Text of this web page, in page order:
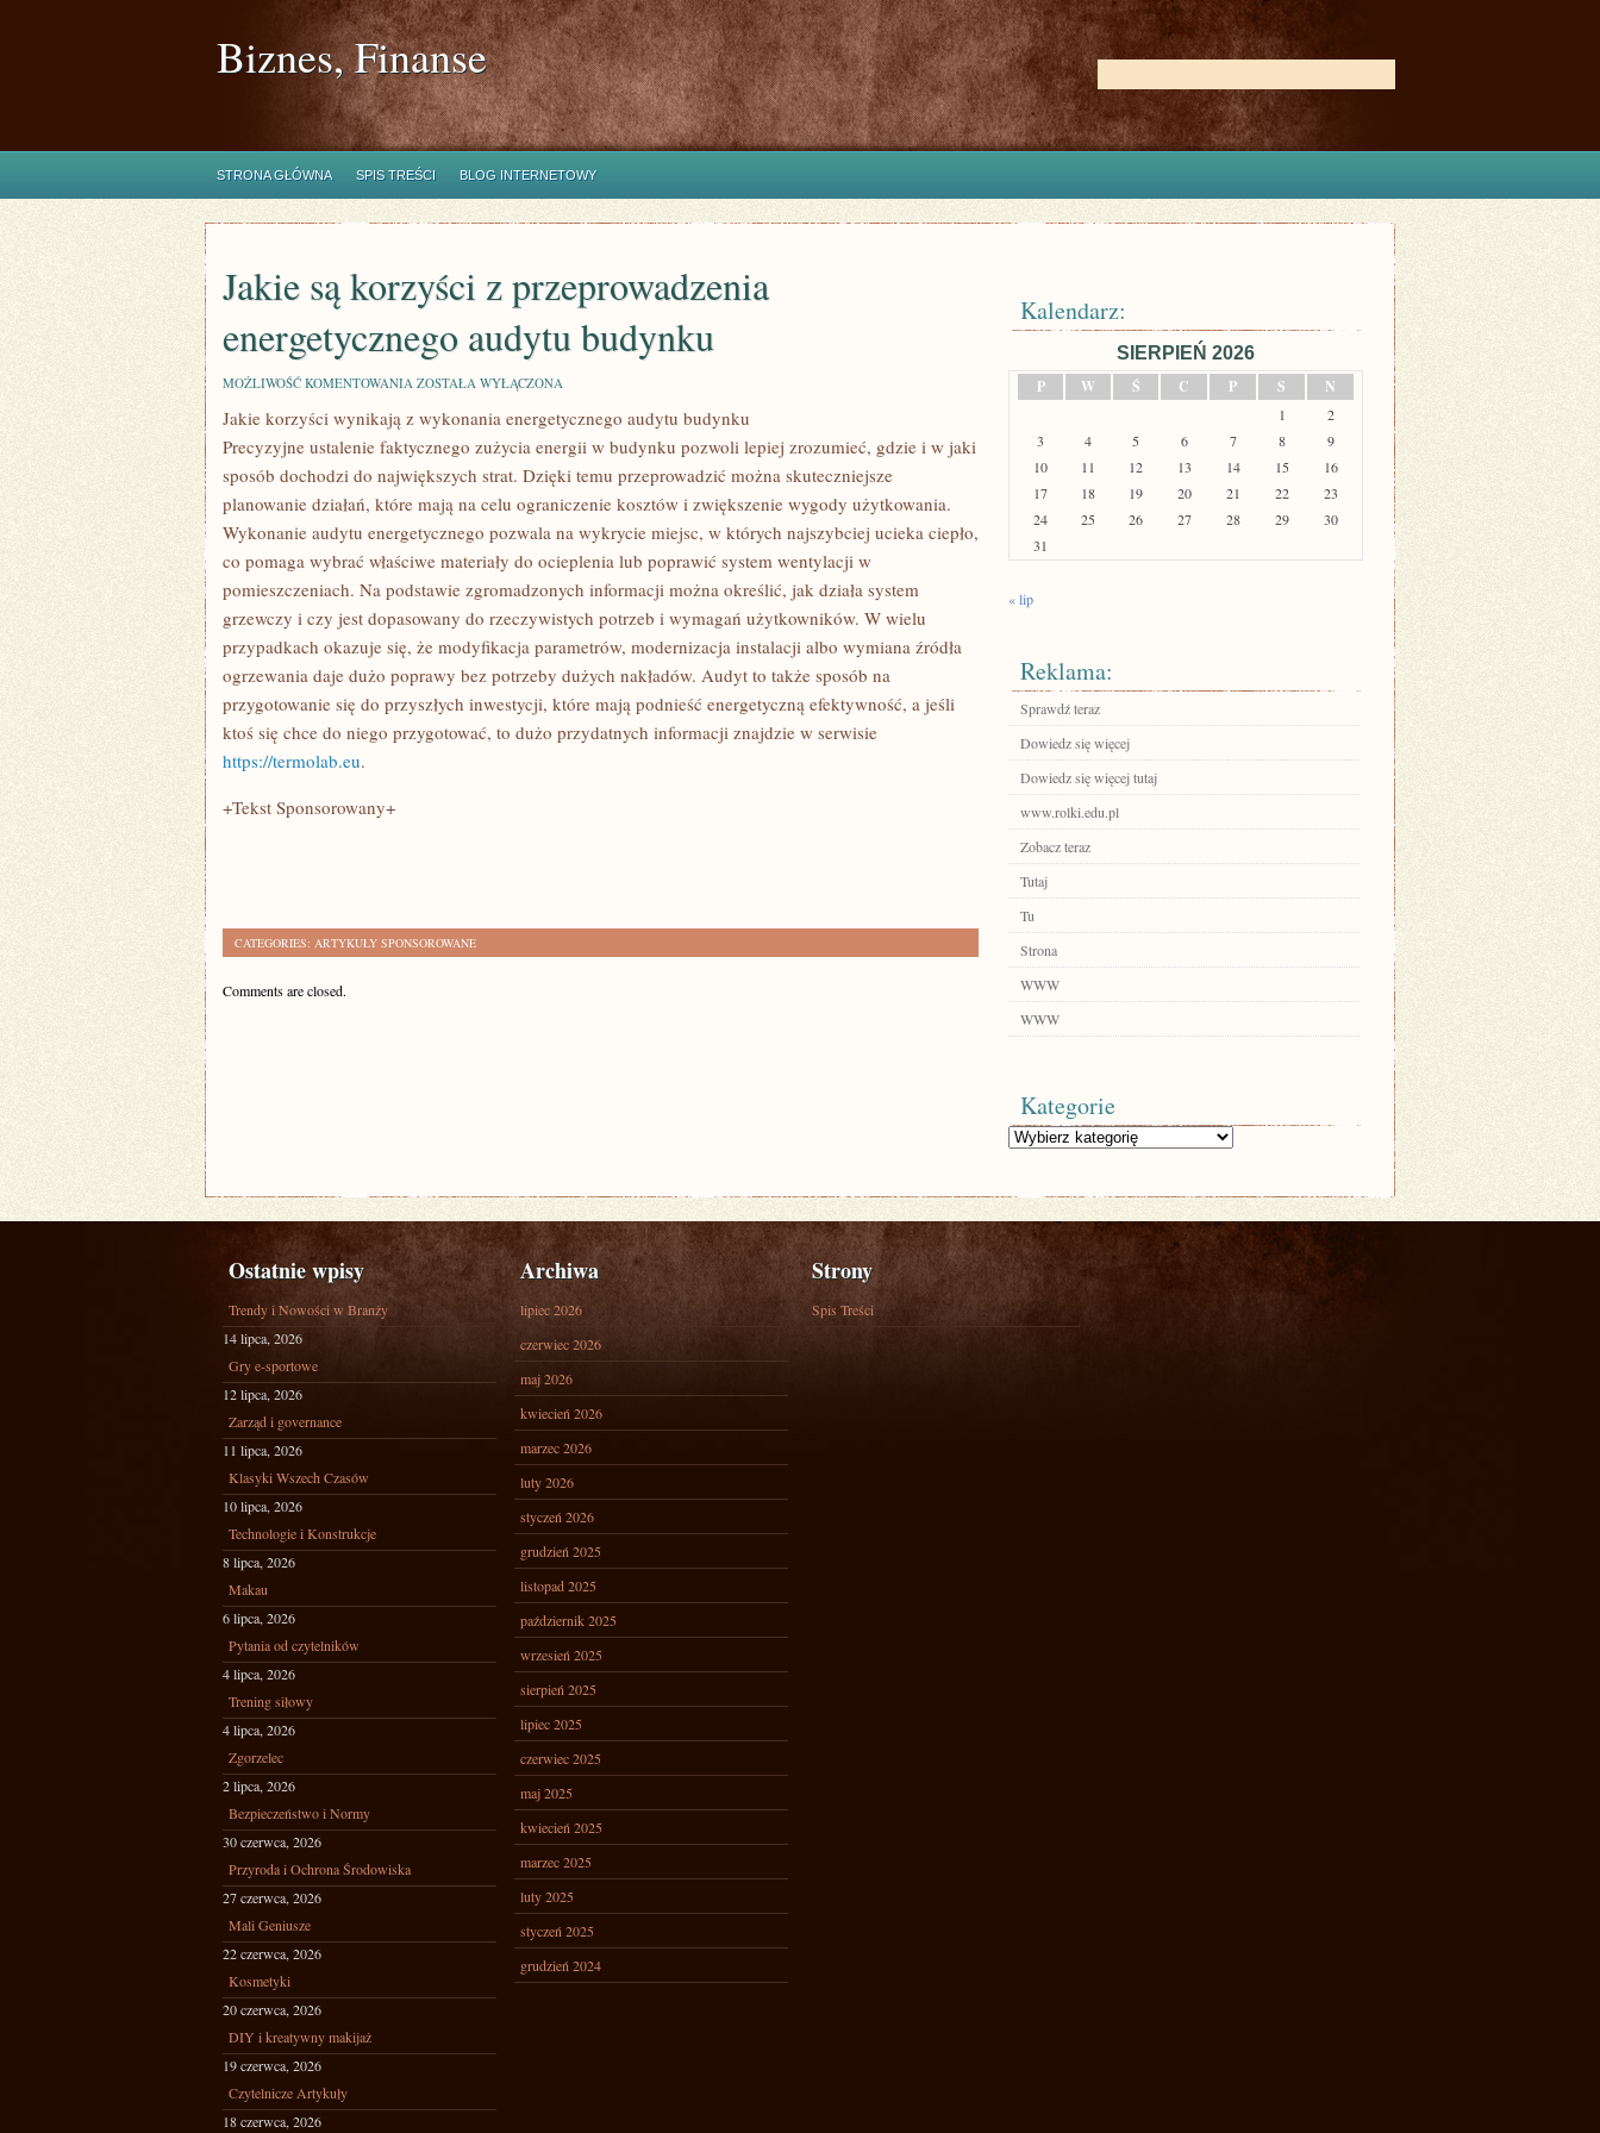
Biznes, Finanse
STRONA GŁÓWNA SPIS TREŚCI BLOG INTERNETOWY
Jakie są korzyści z przeprowadzenia
energetycznego audytu budynku
MOŻLIWOŚĆ KOMENTOWANIA JAKIE
KORZYŚCI
PRZEPROWADZENIA
ENERGETYCZNEGO
AUDYTU
BUDYNKU
ZOSTAŁA WYŁĄCZONA
Jakie korzyści wynikają z wykonania energetycznego audytu budynku
Precyzyjne ustalenie faktycznego zużycia energii w budynku pozwoli lepiej zrozumieć, gdzie i w jaki
sposób dochodzi do największych strat. Dzięki temu przeprowadzić można skuteczniejsze
planowanie działań, które mają na celu ograniczenie kosztów i zwiększenie wygody użytkowania.
Wykonanie audytu energetycznego pozwala na wykrycie miejsc, w których najszybciej ucieka ciepło,
co pomaga wybrać właściwe materiały do ocieplenia lub poprawić system wentylacji w
pomieszczeniach. Na podstawie zgromadzonych informacji można określić, jak działa system
grzewczy i czy jest dopasowany do rzeczywistych potrzeb i wymagań użytkowników. W wielu
przypadkach okazuje się, że modyfikacja parametrów, modernizacja instalacji albo wymiana źródła
ogrzewania daje dużo poprawy bez potrzeby dużych nakładów. Audyt to także sposób na
przygotowanie się do przyszłych inwestycji, które mają podnieść energetyczną efektywność, a jeśli
ktoś się chce do niego przygotować, to dużo przydatnych informacji znajdzie w serwisie
https://termolab.eu.
+Tekst Sponsorowany+
CATEGORIES: ARTYKUŁY SPONSOROWANE
Comments are closed.
Kalendarz:
SIERPIEŃ 2026
P
W Ś C P S N
1
2
3
4 5 6 7 8
9
10
11 12 13 14 15
16
17
18 19 20 21 22
23
24
25 26 27 28 29
30
31
« lip
Reklama:
Sprawdź teraz
Dowiedz się więcej
Dowiedz się więcej tutaj
www.rolki.edu.pl
Zobacz teraz
Tutaj
Tu
Strona
WWW
WWW
Kategorie
Kategorie
Ostatnie wpisy
Trendy i Nowości w Branży
14 lipca, 2026
Gry e-sportowe
12 lipca, 2026
Zarząd i governance
11 lipca, 2026
Klasyki Wszech Czasów
10 lipca, 2026
Technologie i Konstrukcje
8 lipca, 2026
Makau
6 lipca, 2026
Pytania od czytelników
4 lipca, 2026
Trening siłowy
4 lipca, 2026
Zgorzelec
2 lipca, 2026
Bezpieczeństwo i Normy
30 czerwca, 2026
Przyroda i Ochrona Środowiska
27 czerwca, 2026
Mali Geniusze
22 czerwca, 2026
Kosmetyki
20 czerwca, 2026
DIY i kreatywny makijaż
19 czerwca, 2026
Czytelnicze Artykuły
18 czerwca, 2026
Archiwa
lipiec 2026
czerwiec 2026
maj 2026
kwiecień 2026
marzec 2026
luty 2026
styczeń 2026
grudzień 2025
listopad 2025
październik 2025
wrzesień 2025
sierpień 2025
lipiec 2025
czerwiec 2025
maj 2025
kwiecień 2025
marzec 2025
luty 2025
styczeń 2025
grudzień 2024
Strony
Spis Treści